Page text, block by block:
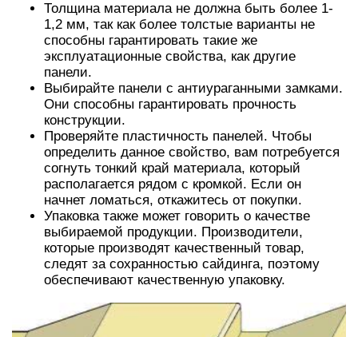
Толщина материала не должна быть более 1-
1,2 мм, так как более толстые варианты не
способны гарантировать такие же
эксплуатационные свойства, как другие
панели.
Выбирайте панели с антиураганными замками.
Они способны гарантировать прочность
конструкции.
Проверяйте пластичность панелей. Чтобы
определить данное свойство, вам потребуется
согнуть тонкий край материала, который
располагается рядом с кромкой. Если он
начнет ломаться, откажитесь от покупки.
Упаковка также может говорить о качестве
выбираемой продукции. Производители,
которые производят качественный товар,
следят за сохранностью сайдинга, поэтому
обеспечивают качественную упаковку.